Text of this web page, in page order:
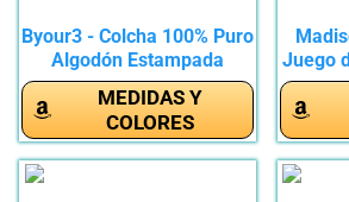
Byour3 - Colcha 100% Puro
Algodón Estampada
Cama...
MEDIDAS Y
COLORES
Juego